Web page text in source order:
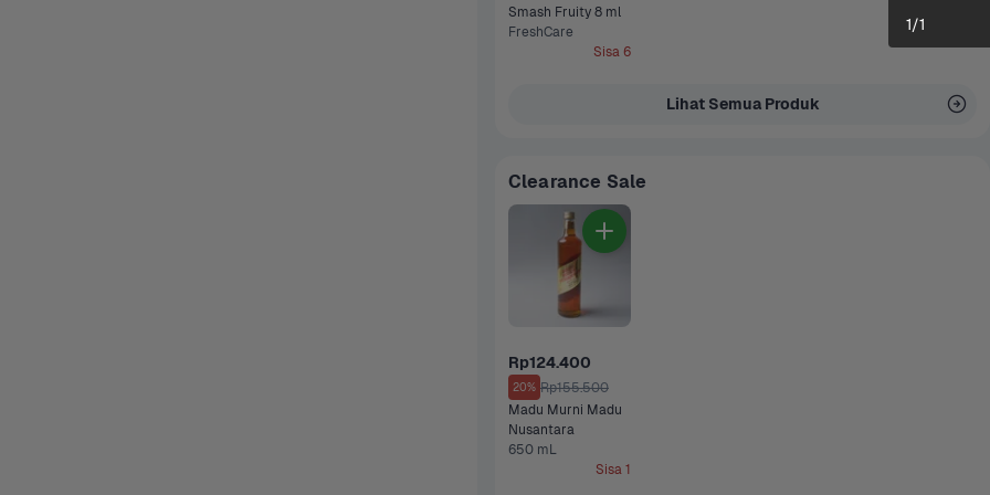
Smash Fruity 8 ml
FreshCare
Sisa 6
Lihat Semua Produk
Clearance Sale
Rp124.400
20% Rp155.500
Madu Murni Madu
Nusantara
650 mL
Sisa 1
1/1